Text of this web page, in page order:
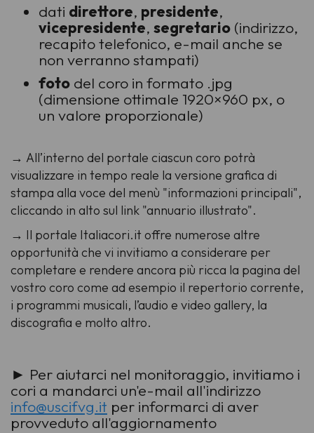
dati direttore, presidente,
vicepresidente, segretario (indirizzo,
recapito telefonico, e-mail anche se
non verranno stampati)
foto del coro in formato .jpg
(dimensione ottimale 1920×960 px, o
un valore proporzionale)
→ All’interno del portale ciascun coro potrà
visualizzare in tempo reale la versione grafica di
stampa alla voce del menù "informazioni principali",
cliccando in alto sul link "annuario illustrato".
→ Il portale Italiacori.it offre numerose altre
opportunità che vi invitiamo a considerare per
completare e rendere ancora più ricca la pagina del
vostro coro come ad esempio il repertorio corrente,
i programmi musicali, l’audio e video gallery, la
discografia e molto altro.
► Per aiutarci nel monitoraggio, invitiamo i
cori a mandarci un'e-mail all'indirizzo
info@uscifvg.it per informarci di aver
provveduto all'aggiornamento